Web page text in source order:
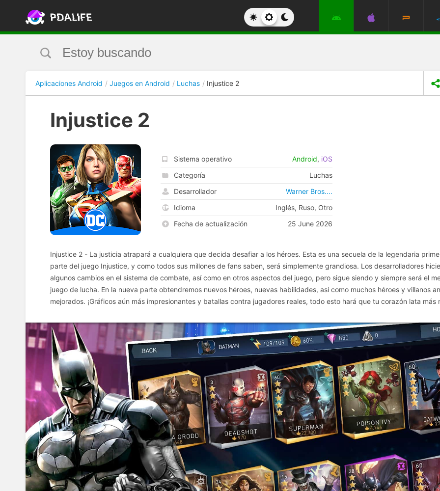
Aplicaciones Android Juegos en Android Luchas Injustice 2
Injustice 2
Sistema operativo Android, iOS
Categoría
Luchas
Desarrollador
Warner Bros....
Idioma
Inglés, Ruso, Otro
Fecha de actualización
25 June 2026
Injustice 2 - La justicia atrapará a cualquiera que decida desafiar a los héroes. Esta es una secuela de la legendaria
parte del juego Injustice, y como todos sus millones de fans saben, será simplemente grandiosa. Los desarrolladores
algunos cambios en el sistema de combate, así como en otros aspectos del juego, pero sigue siendo y siempre será el
juego de lucha. En la nueva parte obtendremos nuevos héroes, nuevas habilidades, así como muchos héroes y villanos
mejorados. ¡Gráficos aún más impresionantes y batallas contra jugadores reales, todo esto hará que tu corazón lata más